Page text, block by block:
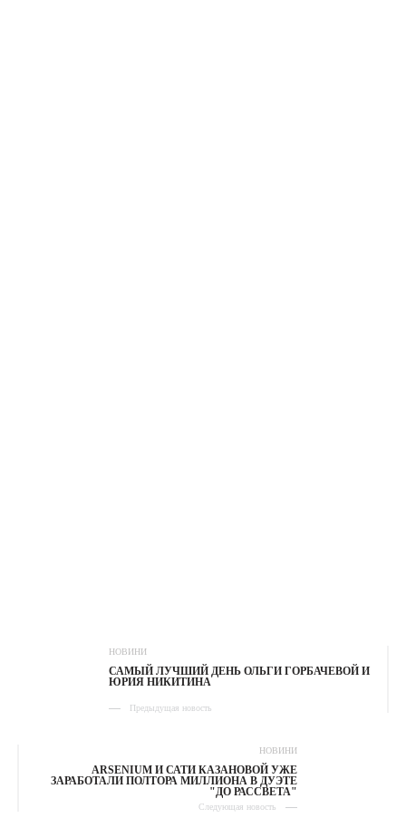
НОВИНИ
САМЫЙ ЛУЧШИЙ ДЕНЬ ОЛЬГИ ГОРБАЧЕВОЙ И
ЮРИЯ НИКИТИНА
Предыдущая новость
НОВИНИ
ARSENIUM И САТИ КАЗАНОВОЙ УЖЕ
ЗАРАБОТАЛИ ПОЛТОРА МИЛЛИОНА В ДУЭТЕ
"ДО РАССВЕТА"
Следующая новость